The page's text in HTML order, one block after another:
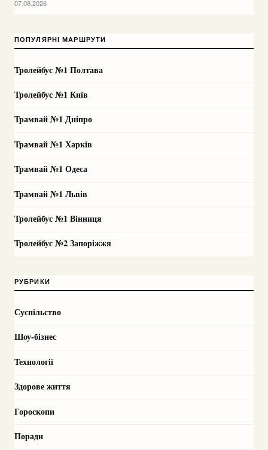
07.08.2026
ПОПУЛЯРНІ МАРШРУТИ
Тролейбус №1 Полтава
Тролейбус №1 Київ
Трамвай №1 Дніпро
Трамвай №1 Харків
Трамвай №1 Одеса
Трамвай №1 Львів
Тролейбус №1 Вінниця
Тролейбус №2 Запоріжжя
РУБРИКИ
Суспільство
Шоу-бізнес
Технології
Здорове життя
Гороскопи
Поради